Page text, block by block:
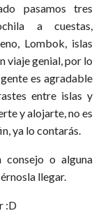
pasamos tres
a cuestas,
Lombok, islas
viaje genial, por lo
es agradable
entre islas y
y alojarte, no es
ya lo contarás.
consejo o alguna
llegar.
:D